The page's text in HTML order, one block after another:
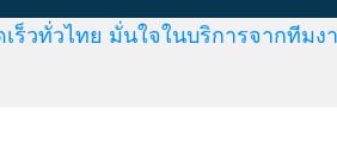
ร็วทั่วไทย มั่นใจในบริการจากทีม